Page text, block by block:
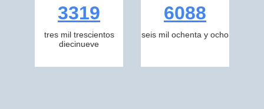
3319
tres mil trescientos
diecinueve
6088
seis mil ochenta y ocho